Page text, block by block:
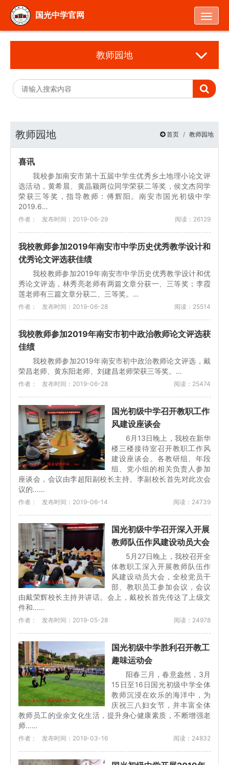
国光中学官网
教师园地
教师园地 首页 教师园地
喜讯
我校参加南安市第十五届中学生优秀乡土地理小论文评
选活动，黄希晨、黄晶颖两位同学荣获二等奖，侯文杰同学
荣获三等奖，指导教师：傅辉阳。南安市国光初级中学
2019.6…
作者： 发布时间：2019-06-29 阅读：26129
我校教师参加2019年南安市中学历史优秀教学设计和
优秀论文评选获佳绩
我校教师参加2019年南安市中学历史优秀教学设计和优
秀论文评选，林秀亮老师有两篇文章分获一、三等奖；李霞
莲老师有三篇文章分获二、三等奖。…
作者： 发布时间：2019-06-28 阅读：25514
我校教师参加2019年南安市初中政治教师论文评选获
佳绩
我校教师参加2019年南安市初中政治教师论文评选，戴
荣昌老师、黄东阳老师、刘建昌老师荣获三等奖。…
作者： 发布时间：2019-06-28 阅读：25474
国光初级中学召开教职工作
风建设座谈会
6月13日晚上，我校在新华
楼三楼接待室召开教职工作风
建设座谈会。各教研组、年段
组、党小组的相关负责人参加
座谈会，会议由李超阳副校长主持。李副校长首先对此次会
议的...…
作者： 发布时间：2019-06-14 阅读：24739
国光初级中学召开深入开展
教师队伍作风建设动员大会
5月27日晚上，我校召开全
体教职工深入开展教师队伍作
风建设动员大会，全校党员干
部、教职员工参加会议，会议
由戴荣辉校长主持并讲话。会上，戴校长首先传达了上级文
件和...…
作者： 发布时间：2019-05-28 阅读：24978
国光初级中学胜利召开教工
趣味运动会
阳春三月，春意盎然，3月
15日至16日国光初级中学全体
教师沉浸在欢乐的海洋中，为
庆祝三八妇女节，并丰富全体
教师员工的业余文化生活，提升身心健康素质，不断增强老
师...…
作者： 发布时间：2019-03-16 阅读：24832